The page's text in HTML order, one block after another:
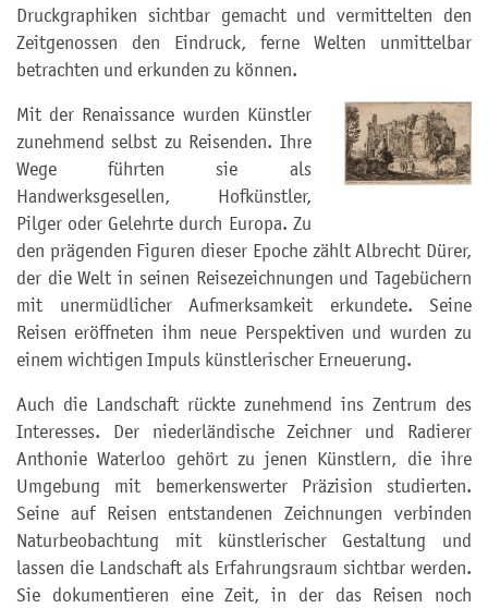
Druckgraphiken sichtbar gemacht und vermittelten den
Zeitgenossen den Eindruck, ferne Welten unmittelbar
betrachten und erkunden zu können.
Mit der Renaissance wurden Künstler
zunehmend selbst zu Reisenden. Ihre
Wege führten sie als
Handwerksgesellen, Hofkünstler,
Pilger oder Gelehrte durch Europa. Zu
den prägenden Figuren dieser Epoche zählt Albrecht Dürer,
der die Welt in seinen Reisezeichnungen und Tagebüchern
mit unermüdlicher Aufmerksamkeit erkundete. Seine
Reisen eröffneten ihm neue Perspektiven und wurden zu
einem wichtigen Impuls künstlerischer Erneuerung.
Auch die Landschaft rückte zunehmend ins Zentrum des
Interesses. Der niederländische Zeichner und Radierer
Anthonie Waterloo gehört zu jenen Künstlern, die ihre
Umgebung mit bemerkenswerter Präzision studierten.
Seine auf Reisen entstandenen Zeichnungen verbinden
Naturbeobachtung mit künstlerischer Gestaltung und
lassen die Landschaft als Erfahrungsraum sichtbar werden.
Sie dokumentieren eine Zeit, in der das Reisen noch